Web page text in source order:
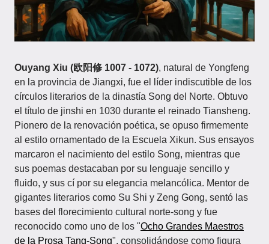
Ouyang Xiu (欧阳修 1007 - 1072), natural de Yongfeng
en la provincia de Jiangxi, fue el líder indiscutible de los
círculos literarios de la dinastía Song del Norte. Obtuvo
el título de jinshi en 1030 durante el reinado Tiansheng.
Pionero de la renovación poética, se opuso firmemente
al estilo ornamentado de la Escuela Xikun. Sus ensayos
marcaron el nacimiento del estilo Song, mientras que
sus poemas destacaban por su lenguaje sencillo y
fluido, y sus cí por su elegancia melancólica. Mentor de
gigantes literarios como Su Shi y Zeng Gong, sentó las
bases del florecimiento cultural norte-song y fue
reconocido como uno de los "Ocho Grandes Maestros
de la Prosa Tang-Song", consolidándose como figura